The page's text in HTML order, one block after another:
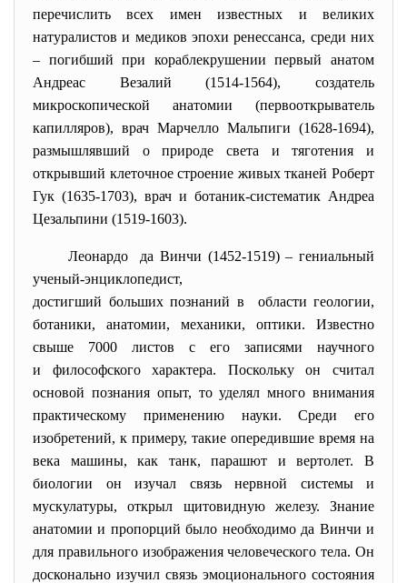
перечислить всех имен известных и великих
натуралистов и медиков эпохи ренессанса, среди них
– погибший при кораблекрушении первый анатом
Андреас Везалий (1514-1564), создатель
микроскопической анатомии (первооткрыватель
капилляров), врач Марчелло Мальпиги (1628-1694),
размышлявший о природе света и тяготения и
открывший клеточное строение живых тканей Роберт
Гук (1635-1703), врач и ботаник-систематик Андреа
Цезальпини (1519-1603).
Леонардо да Винчи (1452-1519) – гениальный
ученый-энциклопедист,
достигший больших познаний в области геологии,
ботаники, анатомии, механики, оптики. Известно
свыше 7000 листов с его записями научного
и философского характера. Поскольку он считал
основой познания опыт, то уделял много внимания
практическому применению науки. Среди его
изобретений, к примеру, такие опередившие время на
века машины, как танк, парашют и вертолет. В
биологии он изучал связь нервной системы и
мускулатуры, открыл щитовидную железу. Знание
анатомии и пропорций было необходимо да Винчи и
для правильного изображения человеческого тела. Он
досконально изучил связь эмоционального состояния